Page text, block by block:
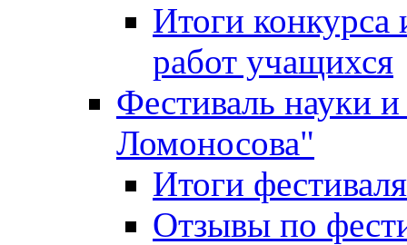
Итоги конкурса
работ учащихся
Фестиваль науки
Ломоносова"
Итоги фестиваля
Отзывы по